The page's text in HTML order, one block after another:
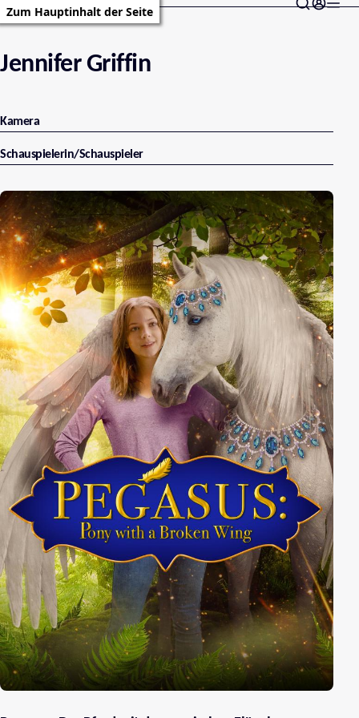
Zum Hauptinhalt der Seite
Jennifer Griffin
Kamera
Schauspielerin/Schauspieler